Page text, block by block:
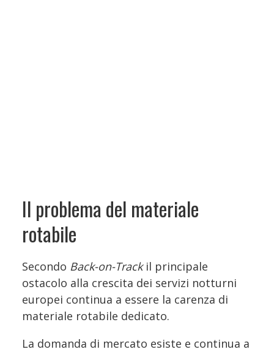
Il problema del materiale
rotabile
Secondo Back-on-Trackil principale
ostacolo alla crescita dei servizi notturni
europei continua a essere la carenza di
materiale rotabile dedicato.
La domanda di mercato esiste e continua a